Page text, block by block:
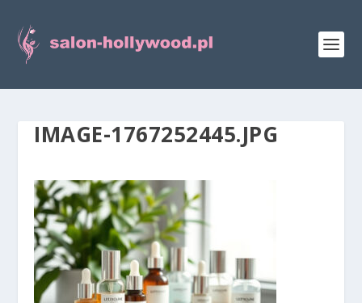
IMAGE-1767252445.JPG